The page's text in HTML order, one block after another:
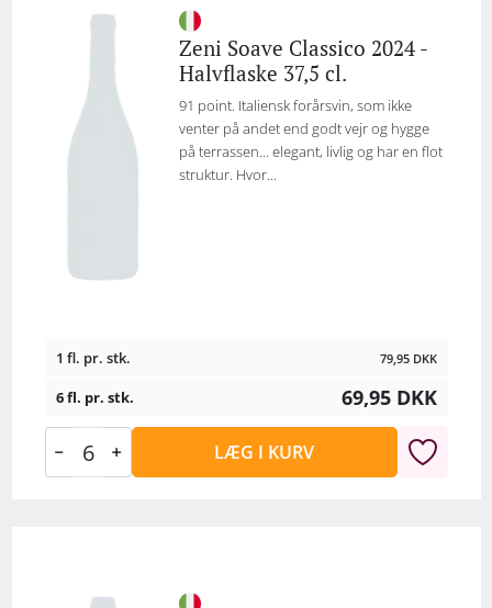
Zeni Soave Classico 2024 -
Halvflaske 37,5 cl.
91 point. Italiensk forårsvin, som ikke
venter på andet end godt vejr og hygge
på terrassen... elegant, livlig og har en flot
struktur. Hvor...
1 fl. pr. stk. 79,95 DKK
6 fl. pr. stk. 69,95 DKK
LÆG I KURV